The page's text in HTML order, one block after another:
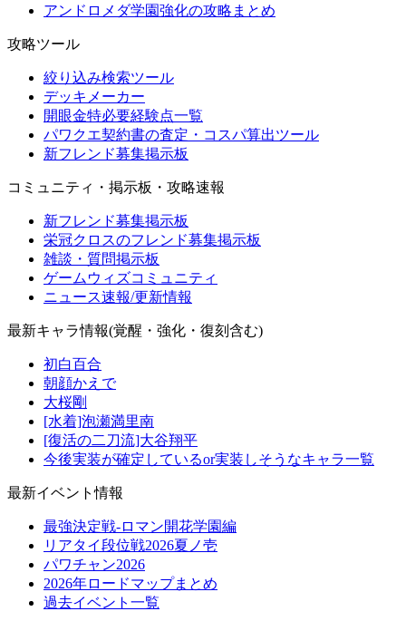
アンドロメダ学園強化の攻略まとめ
攻略ツール
絞り込み検索ツール
デッキメーカー
開眼金特必要経験点一覧
パワクエ契約書の査定・コスパ算出ツール
新フレンド募集掲示板
コミュニティ・掲示板・攻略速報
新フレンド募集掲示板
栄冠クロスのフレンド募集掲示板
雑談・質問掲示板
ゲームウィズコミュニティ
ニュース速報/更新情報
最新キャラ情報(覚醒・強化・復刻含む)
初白百合
朝顔かえで
大桜剛
[水着]泡瀬満里南
[復活の二刀流]大谷翔平
今後実装が確定しているor実装しそうなキャラ一覧
最新イベント情報
最強決定戦-ロマン開花学園編
リアタイ段位戦2026夏ノ壱
パワチャン2026
2026年ロードマップまとめ
過去イベント一覧